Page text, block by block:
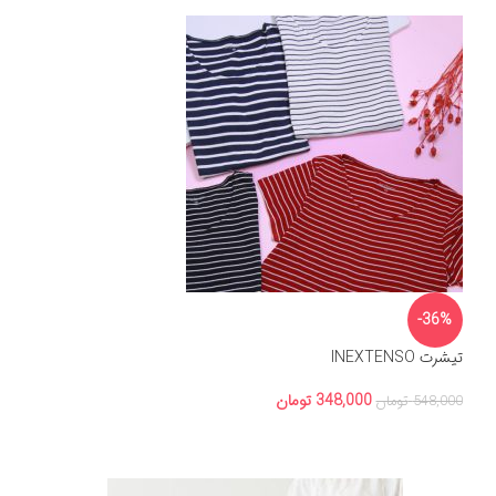
-36%
تیشرت INEXTENSO
548,000 تومان 348,000 تومان